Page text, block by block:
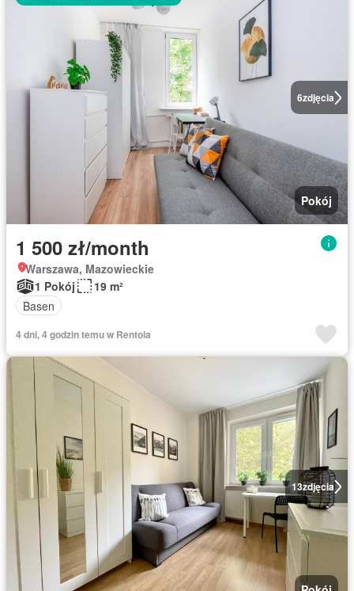
6zdjęcia
Pokój
1 500 zł/month
Warszawa, Mazowieckie
1 Pokój
19 m²
Basen
4 dni, 4 godzin temu w Rentola
13zdjęcia